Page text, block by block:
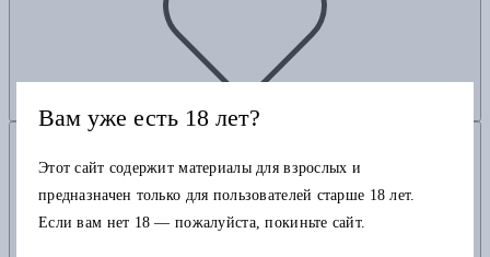
Вам уже есть 18 лет?
Этот сайт содержит материалы для взрослых и
предназначен только для пользователей старше 18 лет.
Если вам нет 18 — пожалуйста, покиньте сайт.